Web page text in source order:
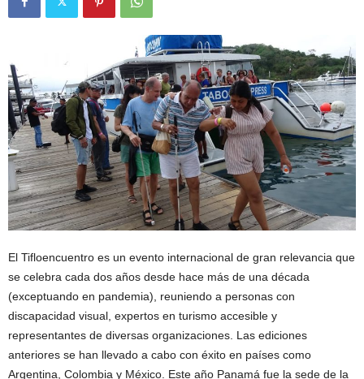
El Tifloencuentro es un evento internacional de gran relevancia que
se celebra cada dos años desde hace más de una década
(exceptuando en pandemia), reuniendo a personas con
discapacidad visual, expertos en turismo accesible y
representantes de diversas organizaciones. Las ediciones
anteriores se han llevado a cabo con éxito en países como
Argentina, Colombia y México. Este año Panamá fue la sede de la